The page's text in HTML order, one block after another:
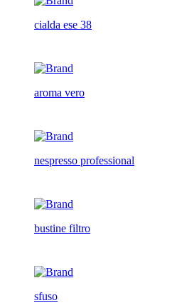
cialda ese 38
aroma vero
nespresso professional
bustine filtro
sfuso